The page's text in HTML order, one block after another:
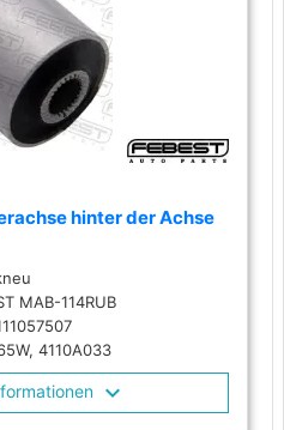
hinter der Achse
MAB-114RUB
4110A033